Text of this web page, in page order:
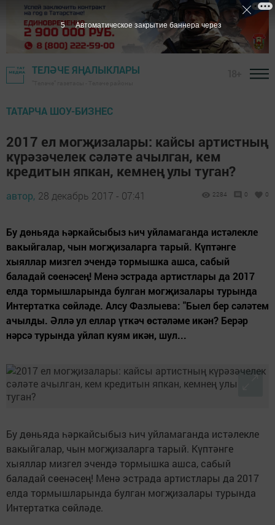
ТЕЛӘЧЕ ЯҢАЛЫКЛАРЫ
ТАТАРЧА ШОУ-БИЗНЕС
2017 ел могҗизалары: кайсы артистның
күрәзәчелек сәләте ачылган, кем
кредитын япкан, кемнең улы туган?
автор, 28 декабрь 2017 - 07:41 2284 0 0
Бу дөньяда һәркайсыбыз һич уйламаганда истәлекле
вакыйгалар, чын могҗизаларга тарый. Күптәнге
хыяллар мизгел эчендә тормышка ашса, сабый
баладай сөенәсең! Менә эстрада артистлары да 2017
елда тормышларында булган могҗизалары турында
Интертатка сөйләде. Алсу Фазлыева: "Быел бер сәләтем
ачылды. Әллә ул еллар үткәч өстәләме икән? Берәр
нәрсә турында уйлап куям икән, шул...
Бу дөньяда һәркайсыбыз һич уйламаганда истәлекле
вакыйгалар, чын могҗизаларга тарый. Күптәнге
хыяллар мизгел эчендә тормышка ашса, сабый
баладай сөенәсең! Менә эстрада артистлары да 2017
елда тормышларында булган могҗизалары турында
Интертатка сөйләде.
5 Автоматическое закрытие баннера через